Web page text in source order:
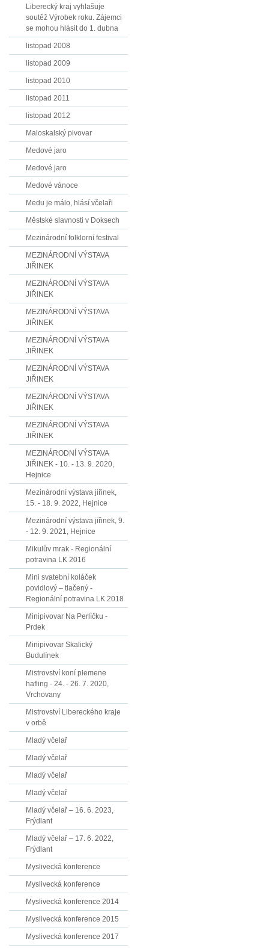
Liberecký kraj vyhlašuje
soutěž Výrobek roku. Zájemci
se mohou hlásit do 1. dubna
listopad 2008
listopad 2009
listopad 2010
listopad 2011
listopad 2012
Maloskalský pivovar
Medové jaro
Medové jaro
Medové vánoce
Medu je málo, hlásí včelaři
Městské slavnosti v Doksech
Mezinárodní folklorní festival
MEZINÁRODNÍ VÝSTAVA
JIŘINEK
MEZINÁRODNÍ VÝSTAVA
JIŘINEK
MEZINÁRODNÍ VÝSTAVA
JIŘINEK
MEZINÁRODNÍ VÝSTAVA
JIŘINEK
MEZINÁRODNÍ VÝSTAVA
JIŘINEK
MEZINÁRODNÍ VÝSTAVA
JIŘINEK
MEZINÁRODNÍ VÝSTAVA
JIŘINEK
MEZINÁRODNÍ VÝSTAVA
JIŘINEK - 10. - 13. 9. 2020,
Hejnice
Mezinárodní výstava jiřinek,
15. - 18. 9. 2022, Hejnice
Mezinárodní výstava jiřinek, 9.
- 12. 9. 2021, Hejnice
Mikulův mrak - Regionální
potravina LK 2016
Mini svatební koláček
povidlový – tlačený -
Regionální potravina LK 2018
Minipivovar Na Perlíčku -
Prdek
Minipivovar Skalický
Budulínek
Mistrovství koní plemene
hafling - 24. - 26. 7. 2020,
Vrchovany
Mistrovství Libereckého kraje
v orbě
Mladý včelař
Mladý včelař
Mladý včelař
Mladý včelař
Mladý včelař – 16. 6. 2023,
Frýdlant
Mladý včelař – 17. 6. 2022,
Frýdlant
Myslivecká konference
Myslivecká konference
Myslivecká konference 2014
Myslivecká konference 2015
Myslivecká konference 2017